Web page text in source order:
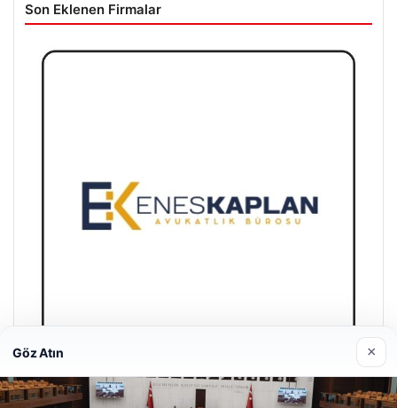
Son Eklenen Firmalar
Enes Kaplan Avukatlık Bürosu
Göz Atın ×